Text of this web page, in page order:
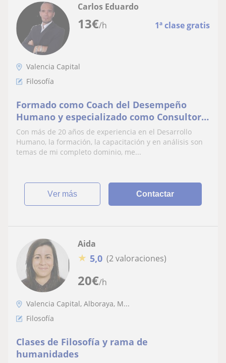
13€/h 1ª clase gratis
Carlos Eduardo
Valencia Capital
Filosofía
Formado como Coach del Desempeño
Humano y especializado como Consultor
Empresarial
Con más de 20 años de experiencia en el Desarrollo
Humano, la formación, la capacitación y en análisis son
temas de mi completo dominio, me...
ver más Contactar
20€/h
Aida
★ 5,0 (2 valoraciones)
Valencia Capital, Alboraya, M...
Filosofía
Clases de Filosofía y rama de
humanidades